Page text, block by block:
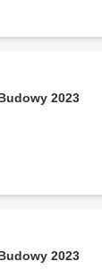
2023
2023